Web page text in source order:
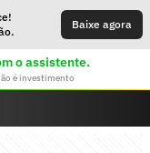
Baixe agora
o assistente.
é investimento